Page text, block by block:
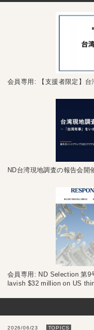
会員専用: 【支援者限定】台
ND台湾現地調査の報告会
会員専用: ND Selection 第
lavish $32 million on US
2026/06/23 TOPICS